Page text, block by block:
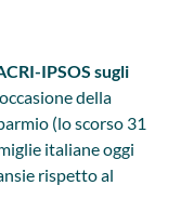
IPSOS sugli
della
(lo scorso 31
italiane oggi
rispetto al